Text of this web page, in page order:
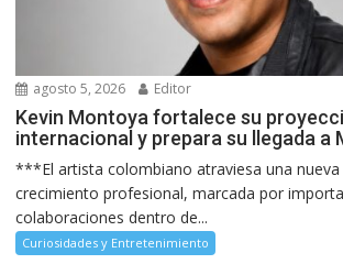
agosto 5, 2026 Editor
Kevin Montoya fortalece su
internacional y prepara su llegada a
***El artista colombiano atraviesa una nueva
crecimiento profesional, marcada por
colaboraciones dentro de...
Curiosidades y Entretenimiento